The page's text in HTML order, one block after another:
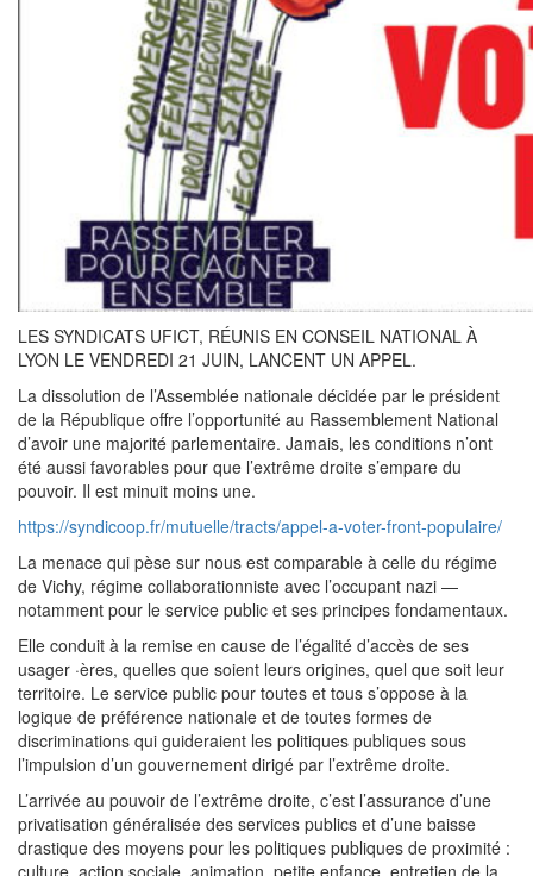
LES SYNDICATS UFICT, RÉUNIS EN CONSEIL NATIONAL À
LYON LE VENDREDI 21 JUIN, LANCENT UN APPEL.
La dissolution de l’Assemblée nationale décidée par le président
de la République offre l’opportunité au Rassemblement National
d’avoir une majorité parlementaire. Jamais, les conditions n’ont
été aussi favorables pour que l’extrême droite s’empare du
pouvoir. Il est minuit moins une.
https://syndicoop.fr/mutuelle/tracts/appel-a-voter-front-populaire/
La menace qui pèse sur nous est comparable à celle du régime
de Vichy, régime collaborationniste avec l’occupant nazi —
notamment pour le service public et ses principes fondamentaux.
Elle conduit à la remise en cause de l’égalité d’accès de ses
usager ·ères, quelles que soient leurs origines, quel que soit leur
territoire. Le service public pour toutes et tous s’oppose à la
logique de préférence nationale et de toutes formes de
discriminations qui guideraient les politiques publiques sous
l’impulsion d’un gouvernement dirigé par l’extrême droite.
L’arrivée au pouvoir de l’extrême droite, c’est l’assurance d’une
privatisation généralisée des services publics et d’une baisse
drastique des moyens pour les politiques publiques de proximité :
culture, action sociale, animation, petite enfance, entretien de la